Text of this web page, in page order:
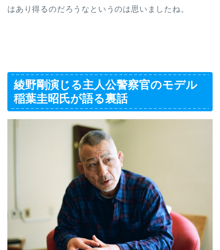
はあり得るのだろうなというのは思いましたね。
綾野剛演じる主人公警察官のモデル
稲葉圭昭氏が語る裏話